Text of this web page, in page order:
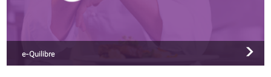
e-Quilibre